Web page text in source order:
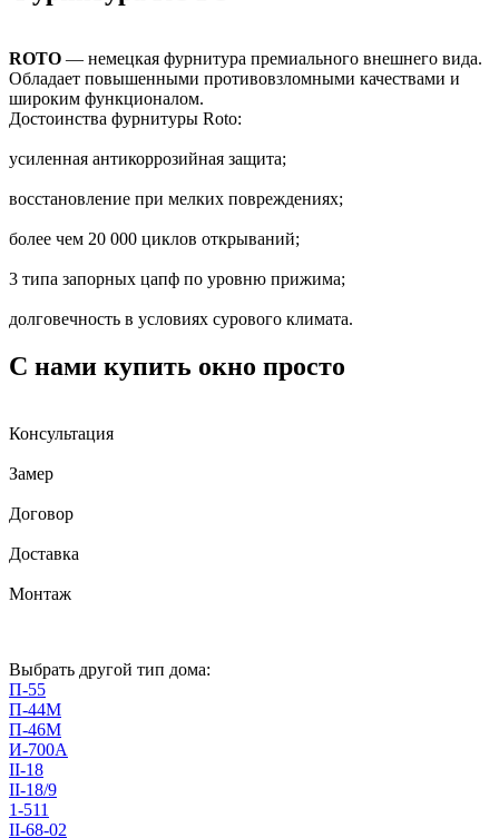
ROTO — немецкая фурнитура премиального внешнего вида.
Обладает повышенными противовзломными качествами и
широким функционалом.
Достоинства фурнитуры Roto:
усиленная антикоррозийная защита;
восстановление при мелких повреждениях;
более чем 20 000 циклов открываний;
3 типа запорных цапф по уровню прижима;
долговечность в условиях сурового климата.
С нами купить окно просто
Консультация
Замер
Договор
Доставка
Монтаж
Выбрать другой тип дома:
П-55
П-44М
П-46М
И-700А
II-18
II-18/9
1-511
II-68-02